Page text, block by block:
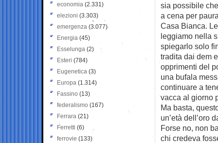
sia possibile
a cena per
Casa Bianca.
leggiamo nella
spiegarlo solo
tradita dai dem
opprimenti del
una bufala
continuare a
vacca al giorno
Ma basta,
un’età dell’oro
Forse no, non
chi credeva
economia (2.331)
elezioni (3.303)
emergenza (3.077)
Energia (45)
Esselunga (2)
Esteri (784)
Eugenetica (3)
Europa (1.314)
Fassino (13)
federalismo (167)
Ferrara (21)
Ferretti (6)
ferrovie (133)